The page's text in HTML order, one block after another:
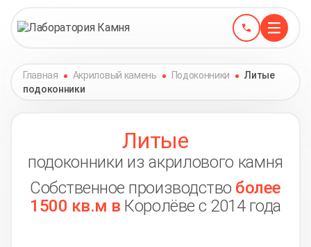
Главная Акриловый камень Подоконники
Литые
подоконники
Литые
подоконники из акрилового камня
Собственное производство более
1500 кв.м в Королёве с 2014 года